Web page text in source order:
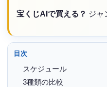
宝くじAIで買える？ ジャ
目次
スケジュール
3種類の比較